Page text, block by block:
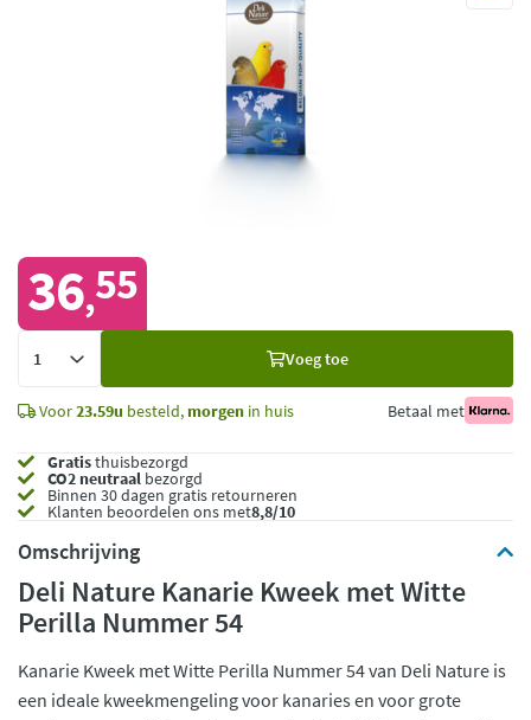
36,55
Voeg toe
Voor23.59u besteld, morgen in huis Betaal met
Gratisthuisbezorgd
CO2 neutraal bezorgd
Binnen 30 dagen gratis retourneren
Klanten beoordelen ons met8,8/10
Omschrijving
Deli Nature Kanarie Kweek met Witte
Perilla Nummer 54
Kanarie Kweek met Witte Perilla Nummer 54 van Deli Nature is
een ideale kweekmengeling voor kanaries en voor grote